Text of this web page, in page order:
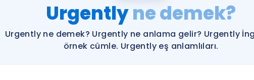
YDS ve YÖKDİL
Rehberlik Aracı
YDS ve YÖKDİL'e
Tüm ÖSYM
Urgentlyne demek?
Urgently ne demek? Urgently ne anlama gelir? Urgently
örnek cümle. Urgently eş anlamlıları.